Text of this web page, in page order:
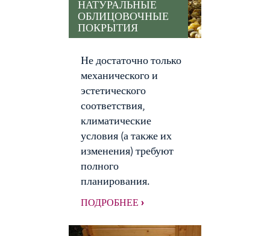
НАТУРАЛЬНЫЕ
ОБЛИЦОВОЧНЫЕ
ПОКРЫТИЯ
Не достаточно только
механического и
эстетического
соответствия,
климатические
условия (а также их
изменения) требуют
полного
планирования.
ПОДРОБНЕЕ ›